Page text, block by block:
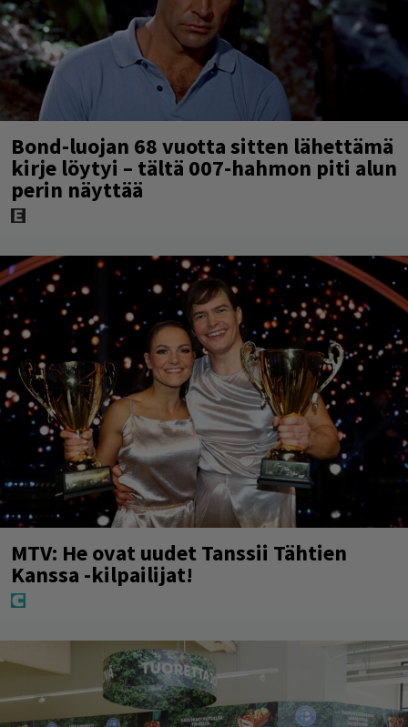
Bond-luojan 68 vuotta sitten lähettämä
kirje löytyi – tältä 007-hahmon piti alun
perin näyttää
MTV: He ovat uudet Tanssii Tähtien
Kanssa -kilpailijat!